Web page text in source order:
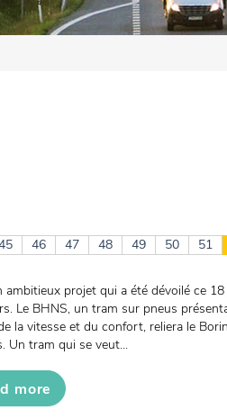
46 47 48 49 50 51
ambitieux projet qui a été dévoilé ce
Le BHNS, un tram sur pneus
la vitesse et du confort, reliera le
Un tram qui se veut...
more